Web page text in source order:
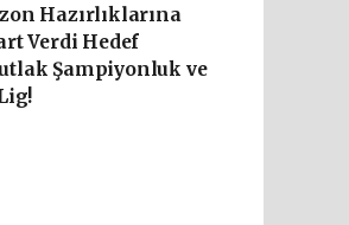
Hazırlıklarına
Verdi Hedef
Şampiyonluk ve